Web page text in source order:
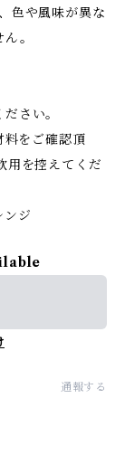
色や風味が異な
。
さい。
をご確認頂
用を控えてくだ
ジ
通報する